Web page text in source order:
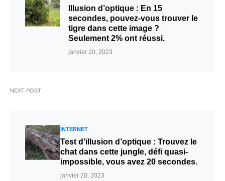
Illusion d’optique : En 15
secondes, pouvez-vous trouver le
tigre dans cette image ?
Seulement 2% ont réussi.
janvier 20, 2023
NEXT POST
INTERNET
Test d’illusion d’optique : Trouvez le
chat dans cette jungle, défi quasi-
impossible, vous avez 20 secondes.
janvier 20, 2023